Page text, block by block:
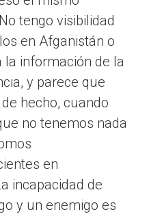
tengo visibilidad
en Afganistán o
la información de la
y parece que
hecho, cuando
no tenemos nada
en
incapacidad de
y un enemigo es